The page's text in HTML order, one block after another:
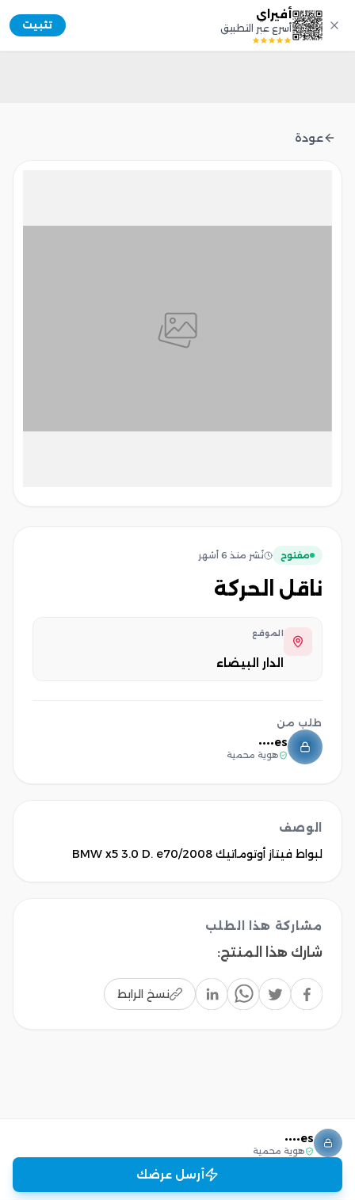
أفيراي
أسرع عبر التطبيق تثبيت Afiray
عودة
مفتوح نُشر منذ 6 أشهر
ناقل الحركة
الموقع
الدار البيضاء
طلب من
es••••
هوية محمية
الوصف
لبواط فيتاز أوتوماتيك BMW x5 3.0 D. e70/2008
مشاركة هذا الطلب
شارك هذا المنتج:
نسخ الرابط
es••••
هوية محمية
أرسل عرضك